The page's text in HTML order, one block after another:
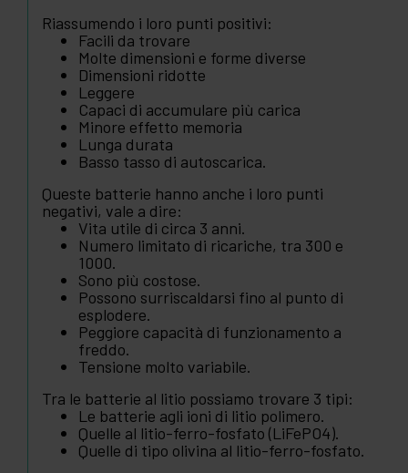
Riassumendo i loro punti positivi:
Facili da trovare
Molte dimensioni e forme diverse
Dimensioni ridotte
Leggere
Capaci di accumulare più carica
Minore effetto memoria
Lunga durata
Basso tasso di autoscarica.
Queste batterie hanno anche i loro punti
negativi, vale a dire:
Vita utile di circa 3 anni.
Numero limitato di ricariche, tra 300 e
1000.
Sono più costose.
Possono surriscaldarsi fino al punto di
esplodere.
Peggiore capacità di funzionamento a
freddo.
Tensione molto variabile.
Tra le batterie al litio possiamo trovare 3 tipi:
Le batterie agli ioni di litio polimero.
Quelle al litio-ferro-fosfato (LiFePO4).
Quelle di tipo olivina al litio-ferro-fosfato.